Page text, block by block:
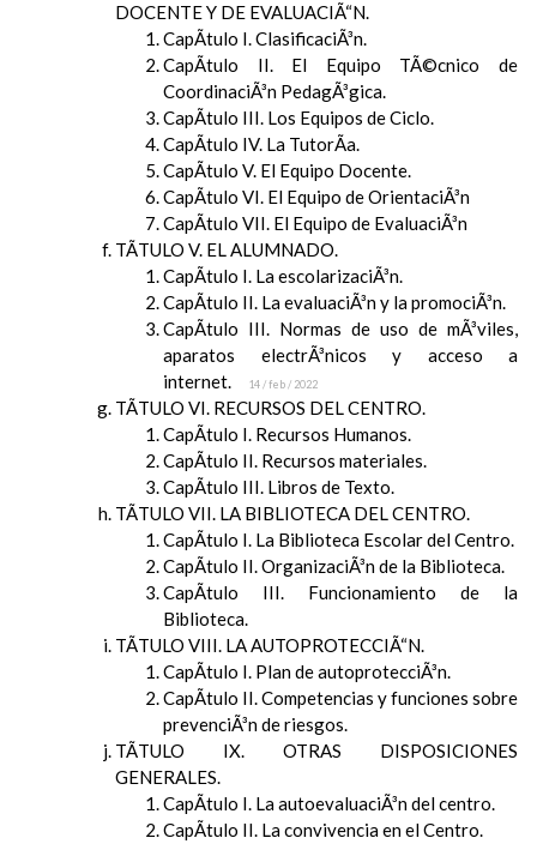
DOCENTE Y DE EVALUACIÃ“N.
CapÃ­tulo I. ClasificaciÃ³n.
CapÃ­tulo II. El Equipo TÃ©cnico de
CoordinaciÃ³n PedagÃ³gica.
CapÃ­tulo III. Los Equipos de Ciclo.
CapÃ­tulo IV. La TutorÃ­a.
CapÃ­tulo V. El Equipo Docente.
CapÃ­tulo VI. El Equipo de OrientaciÃ³n
CapÃ­tulo VII. El Equipo de EvaluaciÃ³n
TÃTULO V. EL ALUMNADO.
CapÃ­tulo I. La escolarizaciÃ³n.
CapÃ­tulo II. La evaluaciÃ³n y la promociÃ³n.
CapÃ­tulo III. Normas de uso de mÃ³viles,
aparatos electrÃ³nicos y acceso a
internet.
14 / feb / 2022
TÃTULO VI. RECURSOS DEL CENTRO.
CapÃ­tulo I. Recursos Humanos.
CapÃ­tulo II. Recursos materiales.
CapÃ­tulo III. Libros de Texto.
TÃTULO VII. LA BIBLIOTECA DEL CENTRO.
CapÃ­tulo I. La Biblioteca Escolar del Centro.
CapÃ­tulo II. OrganizaciÃ³n de la Biblioteca.
CapÃ­tulo III. Funcionamiento de la
Biblioteca.
TÃTULO VIII. LA AUTOPROTECCIÃ“N.
CapÃ­tulo I. Plan de autoprotecciÃ³n.
CapÃ­tulo II. Competencias y funciones sobre
prevenciÃ³n de riesgos.
TÃTULO IX. OTRAS DISPOSICIONES
GENERALES.
CapÃ­tulo I. La autoevaluaciÃ³n del centro.
CapÃ­tulo II. La convivencia en el Centro.